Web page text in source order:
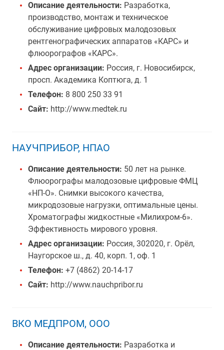
Описание деятельности: Разработка,
производство, монтаж и техническое
обслуживание цифровых малодозовых
рентгенографических аппаратов «КАРС» и
флюорографов «КАРС».
Адрес организации: Россия, г. Новосибирск,
просп. Академика Коптюга, д. 1
Телефон: 8 800 250 33 91
Сайт: http://www.medtek.ru
НАУЧПРИБОР, НПАО
Описание деятельности: 50 лет на рынке.
Флюорографы малодозовые цифровые ФМЦ
«НП-О». Снимки высокого качества,
микродозовые нагрузки, оптимальные цены.
Хроматографы жидкостные «Милихром-6».
Эффективность мирового уровня.
Адрес организации: Россия, 302020, г. Орёл,
Наугорское ш., д. 40, корп. 1, оф. 1
Телефон: +7 (4862) 20-14-17
Сайт: http://www.nauchpribor.ru
ВКО МЕДПРОМ, ООО
Описание деятельности: Разработка и